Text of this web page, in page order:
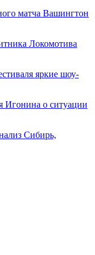
матча Вашингтон
Локомотива
яркие шоу-
Игонина о ситуации
Сибирь,